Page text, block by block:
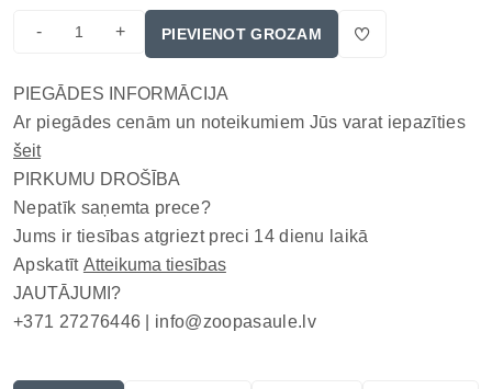
- + PIEVIENOT GROZAM
PIEGĀDES INFORMĀCIJA
Ar piegādes cenām un noteikumiem Jūs varat iepazīties
šeit
PIRKUMU DROŠĪBA
Nepatīk saņemta prece?
Jums ir tiesības atgriezt preci 14 dienu laikā
Apskatīt Atteikuma tiesības
JAUTĀJUMI?
+371 27276446 | info@zoopasaule.lv